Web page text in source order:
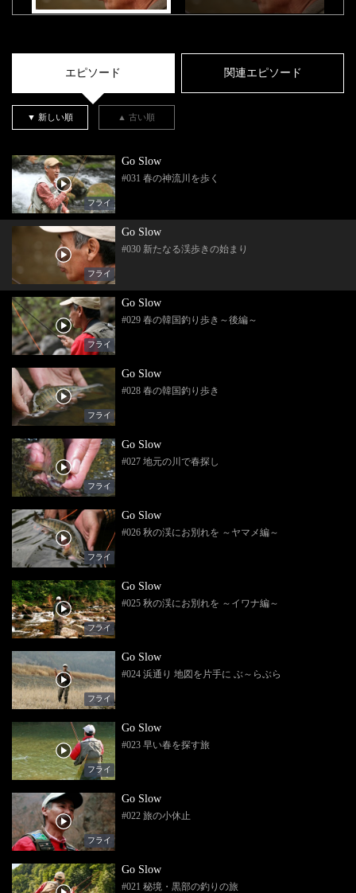
エピソード 関連エピソード
▼ 新しい順 ▲ 古い順
フライ
Go Slow
#031 春の神流川を歩く
フライ
Go Slow
#030 新たなる渓歩きの始まり
フライ
Go Slow
#029 春の韓国釣り歩き～後編～
フライ
Go Slow
#028 春の韓国釣り歩き
フライ
Go Slow
#027 地元の川で春探し
フライ
Go Slow
#026 秋の渓にお別れを ～ヤマメ編～
フライ
Go Slow
#025 秋の渓にお別れを ～イワナ編～
フライ
Go Slow
#024 浜通り 地図を片手に ぶ～らぶら
フライ
Go Slow
#023 早い春を探す旅
フライ
Go Slow
#022 旅の小休止
Go Slow
#021 秘境・黒部の釣りの旅